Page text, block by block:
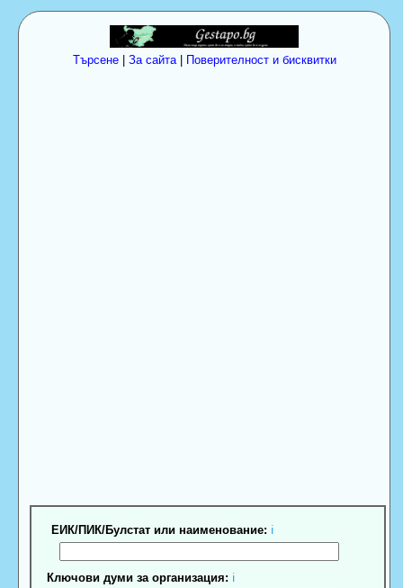
Търсене| За сайта| Поверителност и бисквитки
ЕИК/ПИК/Булстат или наименование: ℹ
Ключови думи за организация: ℹ